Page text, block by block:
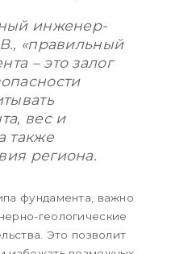
инженер-
«правильный
– это залог
вес и
также
региона.
фундамента, важно
геологические
Это позволит